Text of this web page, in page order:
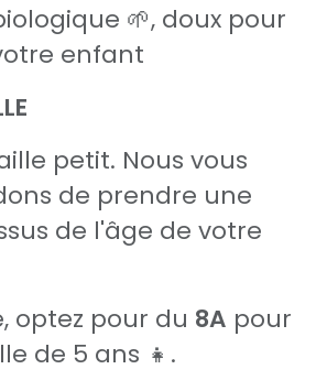
🌱, doux pour
enfant
petit. Nous vous
de prendre une
de l'âge de votre
optez pour du 8A pour
de 5 ans 👧.